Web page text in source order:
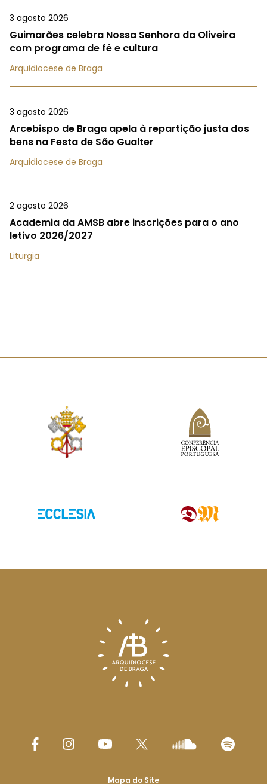
3 agosto 2026
Guimarães celebra Nossa Senhora da Oliveira
com programa de fé e cultura
Arquidiocese de Braga
3 agosto 2026
Arcebispo de Braga apela à repartição justa dos
bens na Festa de São Gualter
Arquidiocese de Braga
2 agosto 2026
Academia da AMSB abre inscrições para o ano
letivo 2026/2027
Liturgia
Mapa do Site